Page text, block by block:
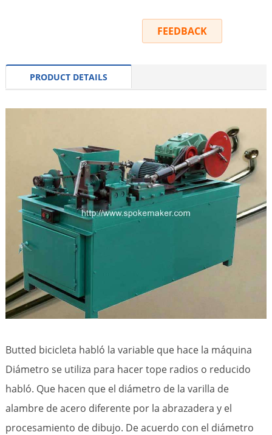
FEEDBACK
PRODUCT DETAILS
Butted bicicleta habló la variable que hace la máquina
Diámetro se utiliza para hacer tope radios o reducido
habló. Que hacen que el diámetro de la varilla de
alambre de acero diferente por la abrazadera y el
procesamiento de dibujo. De acuerdo con el diámetro